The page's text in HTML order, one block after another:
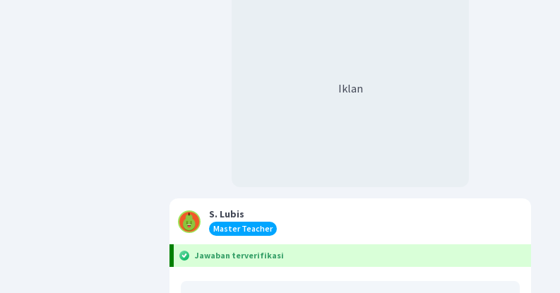
Iklan
S. Lubis
Master Teacher
Jawaban terverifikasi